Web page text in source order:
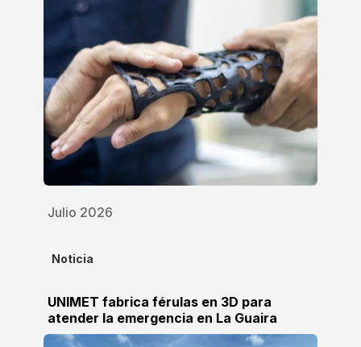
Julio 2026
Noticia
UNIMET fabrica férulas en 3D para
atender la emergencia en La Guaira